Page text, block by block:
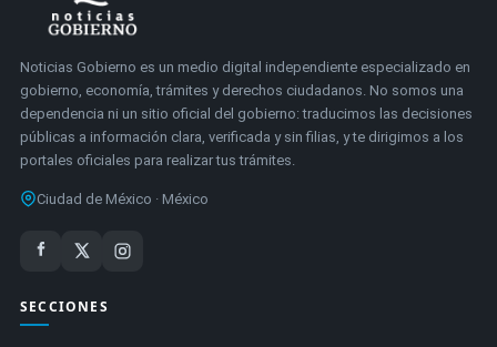
Noticias Gobierno es un medio digital independiente especializado en
gobierno, economía, trámites y derechos ciudadanos. No somos una
dependencia ni un sitio oficial del gobierno: traducimos las decisiones
públicas a información clara, verificada y sin filias, y te dirigimos a los
portales oficiales para realizar tus trámites.
Ciudad de México · México
SECCIONES